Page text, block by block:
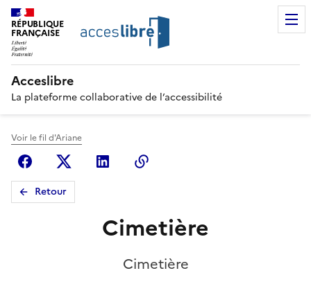
RÉPUBLIQUE
FRANÇAISE
Acceslibre
La plateforme collaborative de l’accessibilité
Voir le fil d'Ariane
FacebookX (anciennement Twitter)
Linkedin
Retour
Cimetière
Cimetière